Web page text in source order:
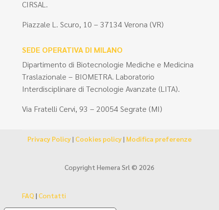
CIRSAL.
Piazzale L. Scuro, 10 – 37134 Verona (VR)
SEDE OPERATIVA DI MILANO
Dipartimento di Biotecnologie Mediche e Medicina
Traslazionale – BIOMETRA. Laboratorio
Interdisciplinare di Tecnologie Avanzate (LITA).
Via Fratelli Cervi, 93 – 20054 Segrate (MI)
Privacy Policy| Cookies policy| Modifica preferenze
Copyright Hemera Srl © 2026
FAQ | Contatti